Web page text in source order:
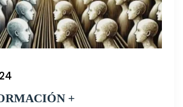
+